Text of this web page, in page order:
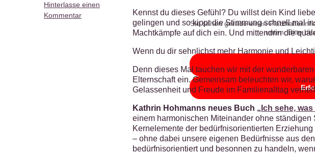
Hinterlasse einen
Kommentar
Sie sehen gerade einen
unten. Bitte
Kennst du dieses Gefühl? Du willst dein Kind
gelingen und so kippt die Stimmung schnell mal
Machtkämpfe auf dich ein. Und mittendrin die
Wenn du dir sehnlichst mehr Harmonie und
Denn dieses Mal tauchen wir mit der wunderbaren
Elternschaft ein. Gemeinsam beleuchten wir,
Gelassenheit und Freude im Familienalltag
Kathrin Hohmanns neues Buch „ Ich sehe,
einem harmonischen Miteinander ohne
Kernelemente der bedürfnisorientierten
– ohne dabei unsere eigenen Bedürfnisse aus
bedürfnisorientiert und besonnen zu handeln,